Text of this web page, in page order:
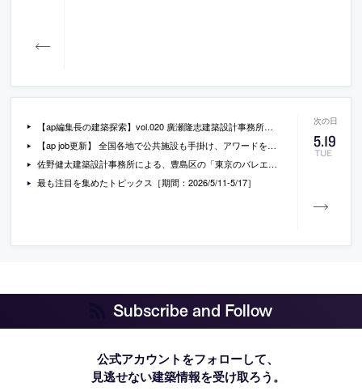
5.19
TUE
【ap編集長の建築探索】vol.020 廣瀬隆志建築設計事務所「DORM INOKASHIRA」
【ap job更新】 全国各地で公共施設も手掛け、アワードを多数受賞する「STUDIO YY」が、設計スタッフ（経験者・既卒）と事務広報を募集中
佐野健太建築設計事務所による、豊島区の「東京のバレエハウス」。ご近所付き合いが今も残る古い住宅街での計画。“公に対し閉じがち”な用途に向合い、都市・住宅・スタジオの関係性を主題として“調停”する設計を志向。都市を劇場の客席に見立てたスタジオを備えた建築を考案
最も注目を集めたトピックス［期間：2026/5/11-5/17］
Subscribe and Follow
公式アカウントをフォローして、
見逃せない建築情報を受け取ろう。